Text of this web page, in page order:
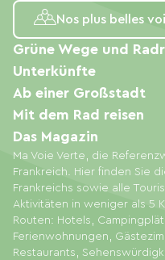
Nos plus belles
Ma Voie Verte, die
Frankreich. Hier finden Sie
Frankreichs sowie alle
Aktivitäten in weniger als 5
Routen: Hotels,
Ferienwohnungen,
Restaurants,
Grüne Wege und
Unterkünfte
Ab einer Großstadt
Mit dem Rad reisen
Das Magazin